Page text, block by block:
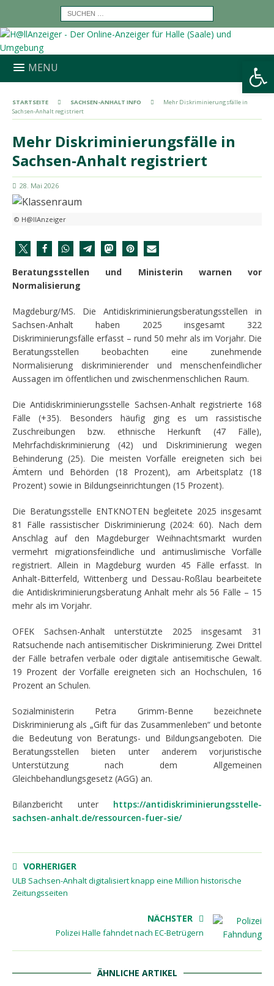
Werkzeugleiste öffnen
MENU
STARTSEITE SACHSEN-ANHALT INFO
Mehr Diskriminierungsfälle in
Sachsen-Anhalt registriert
Mehr Diskriminierungsfälle in
Sachsen-Anhalt registriert
28. Mai 2026
© H@llAnzeiger
Beratungsstellen und Ministerin warnen vor
Normalisierung
Magdeburg/MS. Die Antidiskriminierungsberatungsstellen in
Sachsen-Anhalt haben 2025 insgesamt 322
Diskriminierungsfälle erfasst – rund 50 mehr als im Vorjahr. Die
Beratungsstellen beobachten eine zunehmende
Normalisierung diskriminierender und menschenfeindlicher
Aussagen im öffentlichen und zwischenmenschlichen Raum.
Die Antidiskriminierungsstelle Sachsen-Anhalt registrierte 168
Fälle (+35). Besonders häufig ging es um rassistische
Zuschreibungen bzw. ethnische Herkunft (47 Fälle),
Mehrfachdiskriminierung (42) und Diskriminierung wegen
Behinderung (25). Die meisten Vorfälle ereigneten sich bei
Ämtern und Behörden (18 Prozent), am Arbeitsplatz (18
Prozent) sowie in Bildungseinrichtungen (15 Prozent).
Die Beratungsstelle ENTKNOTEN begleitete 2025 insgesamt
81 Fälle rassistischer Diskriminierung (2024: 60). Nach dem
Anschlag auf den Magdeburger Weihnachtsmarkt wurden
vermehrt migrationsfeindliche und antimuslimische Vorfälle
registriert. Allein in Magdeburg wurden 45 Fälle erfasst. In
Anhalt-Bitterfeld, Wittenberg und Dessau-Roßlau bearbeitete
die Antidiskriminierungsberatung Anhalt mehr als 56 Fälle – 15
mehr als im Vorjahr.
OFEK Sachsen-Anhalt unterstützte 2025 insgesamt 31
Ratsuchende nach antisemitischer Diskriminierung. Zwei Drittel
der Fälle betrafen verbale oder digitale antisemitische Gewalt.
19 Prozent der Vorfälle ereigneten sich an Hochschulen, 16
Prozent an Schulen.
Sozialministerin Petra Grimm-Benne bezeichnete
Diskriminierung als „Gift für das Zusammenleben“ und betonte
die Bedeutung von Beratungs- und Bildungsangeboten. Die
Beratungsstellen bieten unter anderem vorjuristische
Unterstützung nach dem Allgemeinen
Gleichbehandlungsgesetz (AGG) an.
Bilanzbericht unter https://antidiskriminierungsstelle-
sachsen-anhalt.de/ressourcen-fuer-sie/
VORHERIGER
ULB Sachsen-Anhalt digitalisiert knapp eine Million historische
Zeitungsseiten
NÄCHSTER
Polizei Halle fahndet nach EC-Betrügern
ÄHNLICHE ARTIKEL